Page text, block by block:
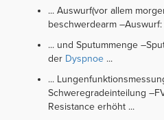
... Auswurf(vor allem
beschwerdearm –Auswurf:
... und Sputummenge
der Dyspnoe ...
...
Schweregradeinteilung
Resistance erhöht ...